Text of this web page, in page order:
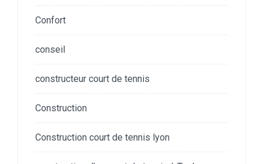
Confort
conseil
constructeur court de tennis
Construction
Construction court de tennis lyon